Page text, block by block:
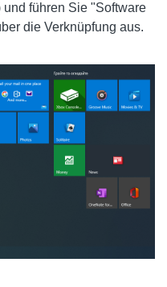
führen Sie "Software
die Verknüpfung aus.